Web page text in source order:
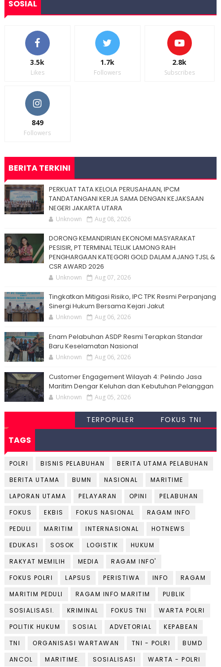
SOSIAL
3.5k
Likes
1.7k
Followers
2.8k
Subscribes
849
Followers
BERITA TERKINI
PERKUAT TATA KELOLA PERUSAHAAN, IPCM
TANDATANGANI KERJA SAMA DENGAN KEJAKSAAN
NEGERI JAKARTA UTARA
Unknown Aug 08, 2026
DORONG KEMANDIRIAN EKONOMI MASYARAKAT
PESISIR, PT TERMINAL TELUK LAMONG RAIH
PENGHARGAAN KATEGORI GOLD DALAM AJANG TJSL &
CSR AWARD 2026
Unknown Aug 07, 2026
Tingkatkan Mitigasi Risiko, IPC TPK Resmi Perpanjang
Sinergi Hukum Bersama Kejari Jakut
Unknown Aug 06, 2026
Enam Pelabuhan ASDP Resmi Terapkan Standar
Baru Keselamatan Nasional
Unknown Aug 06, 2026
Customer Engagement Wilayah 4: Pelindo Jasa
Maritim Dengar Keluhan dan Kebutuhan Pelanggan
Unknown Aug 05, 2026
TERPOPULER FOKUS TNI
TAGS
POLRI BISNIS PELABUHAN
BERITA UTAMA PELABUHAN
BERITA UTAMA
BUMN NASIONAL
MARITIME
LAPORAN UTAMA
PELAYARAN OPINI
PELABUHAN
FOKUS
EKBIS FOKUS NASIONAL
RAGAM INFO
PEDULI
MARITIM INTERNASIONAL
HOTNEWS
EDUKASI
SOSOK LOGISTIK
HUKUM
RAKYAT MEMILIH
MEDIA
RAGAM INFO'
FOKUS POLRI
LAPSUS PERISTIWA INFO
RAGAM
MARITIM PEDULI
RAGAM INFO MARITIM
PUBLIK
SOSIALISASI.
KRIMINAL FOKUS TNI
WARTA POLRI
POLITIK HUKUM
SOSIAL ADVETORIAL
KEPABEAN
TNI
ORGANISASI WARTAWAN TNI - POLRI
BUMD
ANCOL
MARITIME. SOSIALISASI
WARTA - POLRI